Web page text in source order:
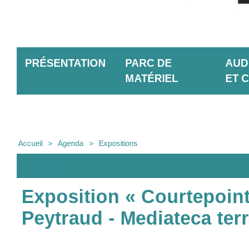
PRÉSENTATION
PARC DE
MATÉRIEL
ET
Accueil > Agenda > Expositions
Exposition «
Peytraud - Mediateca